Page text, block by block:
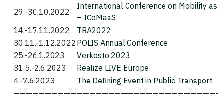
29.-30.10.2022
International Conference on Mobility as
– ICoMaaS
14.-17.11.2022
TRA2022
30.11.-1.12.2022 POLIS Annual Conference
25.-26.1.2023
Verkosto 2023
31.5.-2.6.2023
Realize LIVE Europe
4.-7.6.2023
The Defining Event in Public Transport